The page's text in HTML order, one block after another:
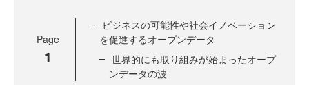
Page
1
ビジネスの可能性や社会イノベーション
を促進するオープンデータ
世界的にも取り組みが始まったオープ
ンデータの波